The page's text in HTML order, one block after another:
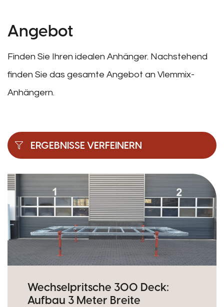
Angebot
Finden Sie Ihren idealen Anhänger. Nachstehend
finden Sie das gesamte Angebot an Vlemmix-
Anhängern.
ERGEBNISSE VERFEINERN
Wechselpritsche 300 Deck:
Aufbau 3 Meter Breite